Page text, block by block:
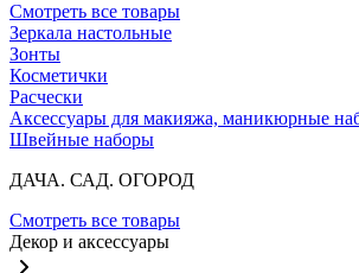
Смотреть все товары
Зеркала настольные
Зонты
Косметички
Расчески
Аксессуары для макияжа, маникюрные
Швейные наборы
ДАЧА. САД. ОГОРОД
Смотреть все товары
Декор и аксессуары